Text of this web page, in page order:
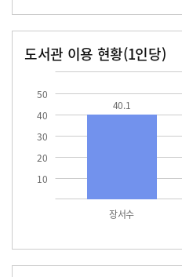
도서관 이용 현황(1인당)
10
20
30
40
50
장서수
40.1